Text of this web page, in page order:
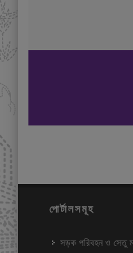
পোর্টালসমূহ
সড়ক পরিবহন ও সেতু